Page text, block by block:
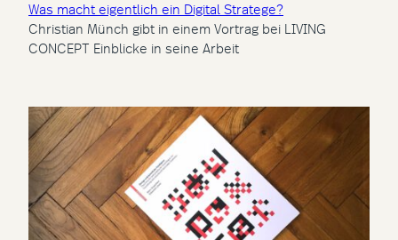
Was macht eigentlich ein Digital Stratege?
Christian Münch gibt in einem Vortrag bei LIVING
CONCEPT Einblicke in seine Arbeit